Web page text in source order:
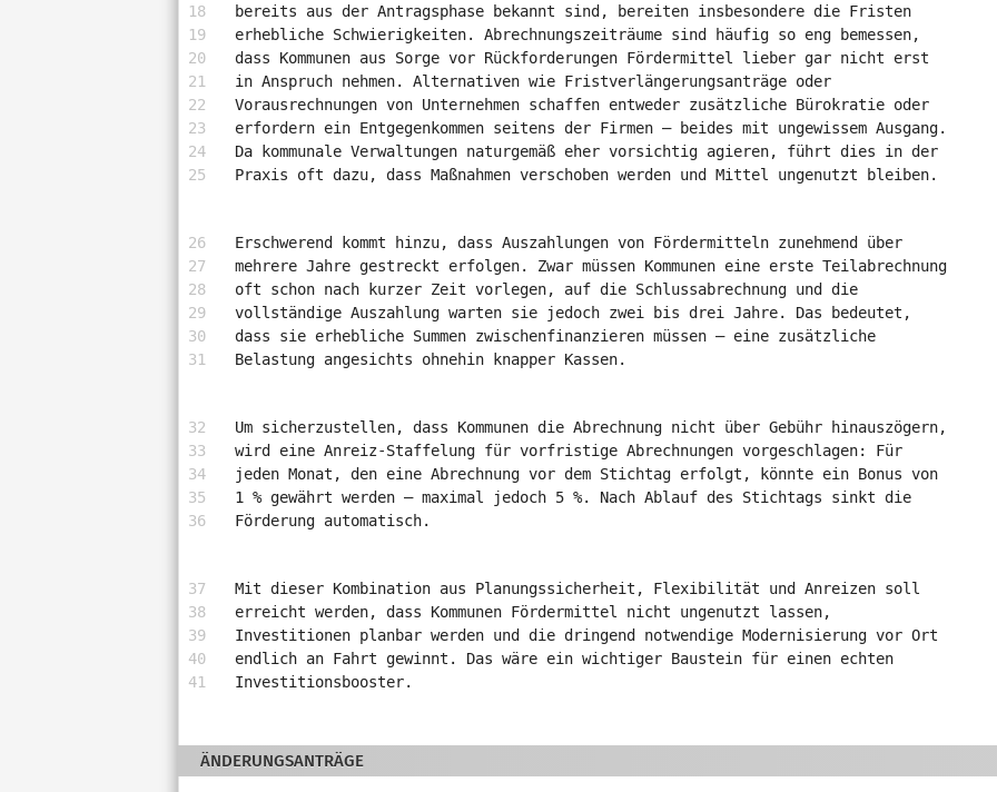
bereits aus der Antragsphase bekannt sind, bereiten insbesondere die Fristen
erhebliche Schwierigkeiten. Abrechnungszeiträume sind häufig so eng bemessen,
dass Kommunen aus Sorge vor Rückforderungen Fördermittel lieber gar nicht erst
in Anspruch nehmen. Alternativen wie Fristverlängerungsanträge oder
Vorausrechnungen von Unternehmen schaffen entweder zusätzliche Bürokratie oder
erfordern ein Entgegenkommen seitens der Firmen – beides mit ungewissem Ausgang.
Da kommunale Verwaltungen naturgemäß eher vorsichtig agieren, führt dies in der
Praxis oft dazu, dass Maßnahmen verschoben werden und Mittel ungenutzt bleiben.
Erschwerend kommt hinzu, dass Auszahlungen von Fördermitteln zunehmend über
mehrere Jahre gestreckt erfolgen. Zwar müssen Kommunen eine erste Teilabrechnung
oft schon nach kurzer Zeit vorlegen, auf die Schlussabrechnung und die
vollständige Auszahlung warten sie jedoch zwei bis drei Jahre. Das bedeutet,
dass sie erhebliche Summen zwischenfinanzieren müssen – eine zusätzliche
Belastung angesichts ohnehin knapper Kassen.
Um sicherzustellen, dass Kommunen die Abrechnung nicht über Gebühr hinauszögern,
wird eine Anreiz-Staffelung für vorfristige Abrechnungen vorgeschlagen: Für
jeden Monat, den eine Abrechnung vor dem Stichtag erfolgt, könnte ein Bonus von
1 % gewährt werden – maximal jedoch 5 %. Nach Ablauf des Stichtags sinkt die
Förderung automatisch.
Mit dieser Kombination aus Planungssicherheit, Flexibilität und Anreizen soll
erreicht werden, dass Kommunen Fördermittel nicht ungenutzt lassen,
Investitionen planbar werden und die dringend notwendige Modernisierung vor Ort
endlich an Fahrt gewinnt. Das wäre ein wichtiger Baustein für einen echten
Investitionsbooster.
ÄNDERUNGSANTRÄGE